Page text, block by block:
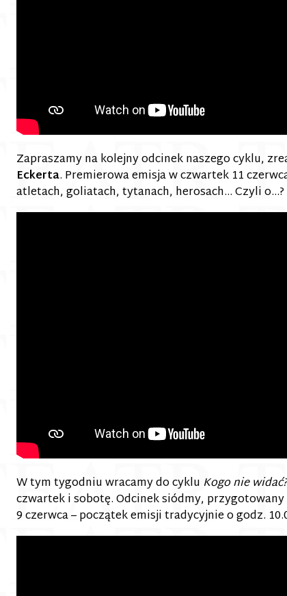
Zapraszamy na kolejny odcinek naszego cyklu,
Eckerta. Premierowa emisja w czwartek 11
atletach, goliatach, tytanach, herosach… Czyli o…?
W tym tygodniu wracamy do cyklu Kogo nie widać?
czwartek i sobotę. Odcinek siódmy,
9 czerwca – początek emisji tradycyjnie o godz.